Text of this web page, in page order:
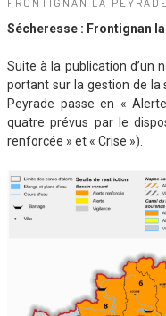
FRONTIGNAN LA
Sécheresse : Frontignan
Suite à la publication d’un
portant sur la gestion de la
Peyrade passe en «
quatre prévus par le
renforcée » et « Crise »).